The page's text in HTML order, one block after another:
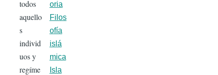
todos
aquello
s
individ
uos y
regíme
oria
Filos
ofía
islá
mica
Isla